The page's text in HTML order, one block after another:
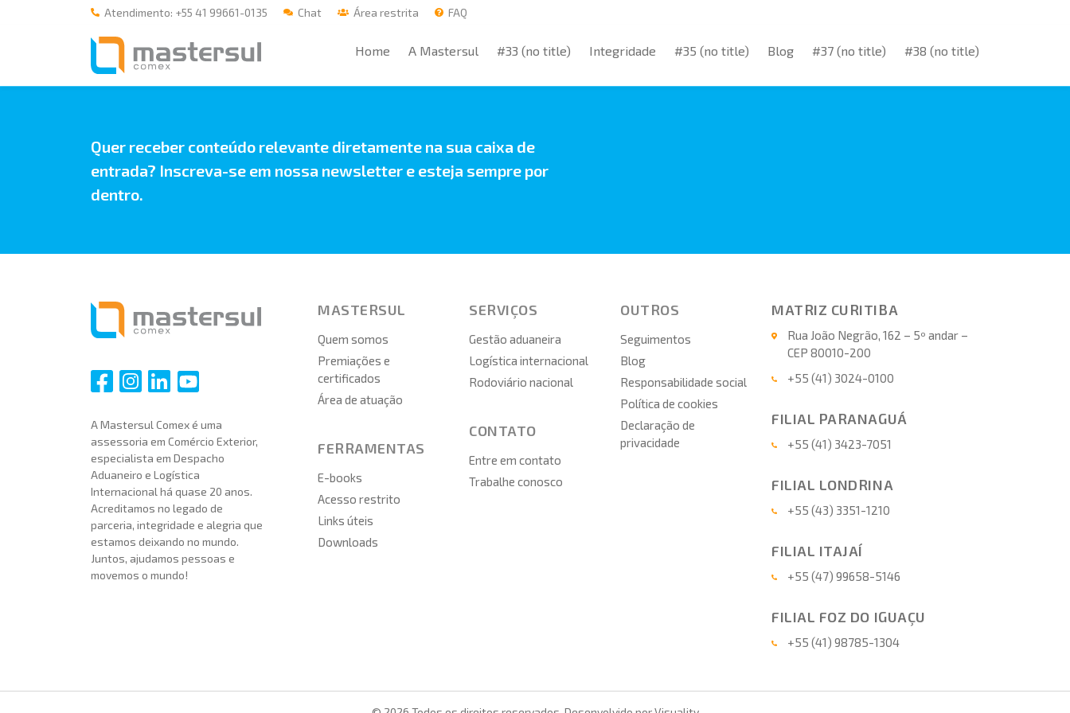
Atendimento: +55 41 99661-0135 Chat Área restrita FAQ
Home A Mastersul #33 (no title) Integridade #35 (no title) Blog #37 (no title) #38 (no title)
#33 (no title)
Integridade
Blog
#38 (no title)
Quer receber conteúdo relevante diretamente na sua caixa de
entrada? Inscreva-se em nossa newsletter e esteja sempre por
dentro.
A Mastersul Comex é uma
assessoria em Comércio Exterior,
especialista em Despacho
Aduaneiro e Logística
Internacional há quase 20 anos.
Acreditamos no legado de
parceria, integridade e alegria que
estamos deixando no mundo.
Juntos, ajudamos pessoas e
movemos o mundo!
MASTERSUL
Quem somos
Premiações e
certificados
Área de atuação
FERRAMENTAS
E-books
Acesso restrito
Links úteis
Downloads
SERVIÇOS
Gestão aduaneira
Logística internacional
Rodoviário nacional
CONTATO
Entre em contato
Trabalhe conosco
OUTROS
Seguimentos
Blog
Responsabilidade social
Política de cookies
Declaração de
privacidade
MATRIZ CURITIBA
Rua João Negrão, 162 – 5º andar –
CEP 80010-200
+55 (41) 3024-0100
FILIAL PARANAGUÁ
+55 (41) 3423-7051
FILIAL LONDRINA
+55 (43) 3351-1210
FILIAL ITAJAÍ
+55 (47) 99658-5146
FILIAL FOZ DO IGUAÇU
+55 (41) 98785-1304